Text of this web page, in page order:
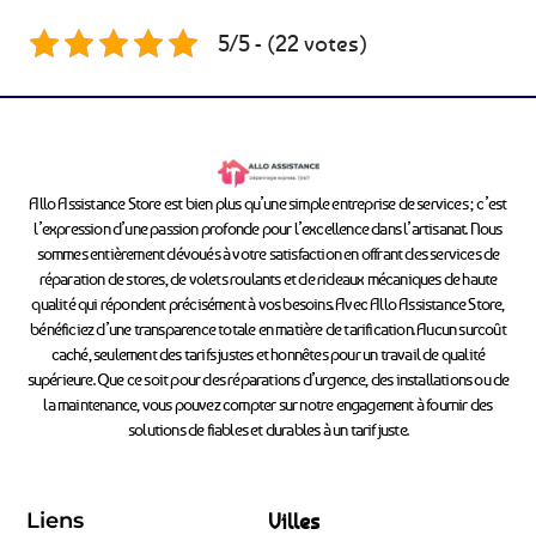
5/5 - (22 votes)
Allo Assistance Store est bien plus qu’une simple entreprise de services ; c’est
l’expression d’une passion profonde pour l’excellence dans l’artisanat. Nous
sommes entièrement dévoués à votre satisfaction en offrant des services de
réparation de stores, de volets roulants et de rideaux mécaniques de haute
qualité qui répondent précisément à vos besoins. Avec Allo Assistance Store,
bénéficiez d’une transparence totale en matière de tarification. Aucun surcoût
caché, seulement des tarifs justes et honnêtes pour un travail de qualité
supérieure. Que ce soit pour des réparations d’urgence, des installations ou de
la maintenance, vous pouvez compter sur notre engagement à fournir des
solutions de fiables et durables à un tarif juste.
Liens Villes